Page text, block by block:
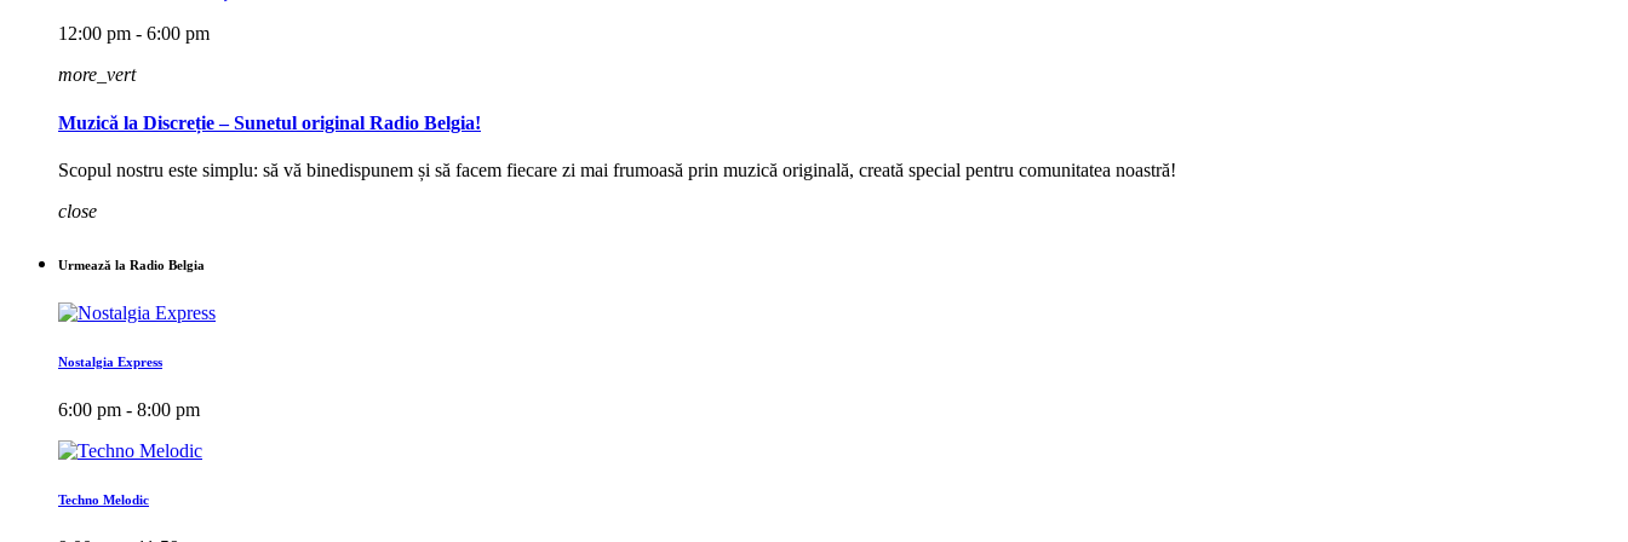
12:00 pm - 6:00 pm
more_vert
Muzică la Discreție – Sunetul original Radio Belgia!
Scopul nostru este simplu: să vă binedispunem și să facem fiecare zi mai frumoasă prin muzică originală, creată special pentru comunitatea noastră!
close
Urmează la Radio Belgia
Nostalgia Express
6:00 pm - 8:00 pm
Techno Melodic